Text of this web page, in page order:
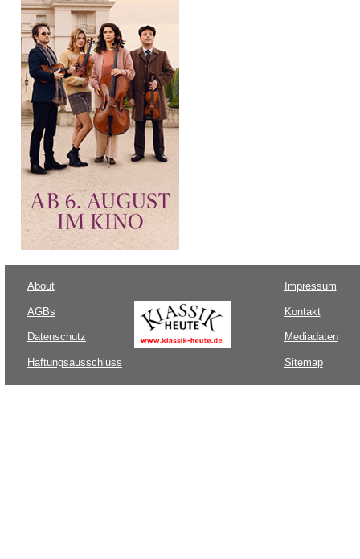
About
AGBs
Datenschutz
Haftungsausschluss
Impressum
Kontakt
Mediadaten
Sitemap